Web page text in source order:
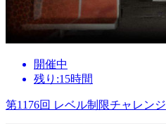
開催中
残り:15時間
第1176回 レベル制限チャレンジ